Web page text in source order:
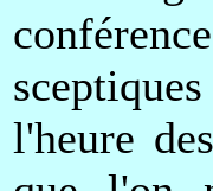
l'heure